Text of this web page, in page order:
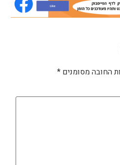
החובה מסומנים *